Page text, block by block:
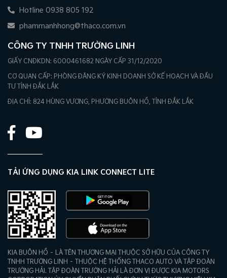
Hotline 0938 805 192
phammanhhong@thaco.com.vn
CÔNG TY TNHH TRƯỜNG LINH
GIẤY CNĐKDN: 6000461682 NGÀY CẤP 31/12/2020
CƠ QUAN CẤP: PHÒNG ĐĂNG KÝ KINH DOANH SỞ KẾ HOẠCH VÀ ĐẦU
TƯ TỈNH ĐẮK LẮK
ĐỊA CHỈ: 824 HÙNG VƯƠNG, PHƯỜNG BUÔN HỒ, TỈNH ĐẮK LẮK
TẢI ỨNG DỤNG KIA LINK CONNECT LITE
KIA BUÔN HỒ – LÀ TÊN THƯƠNG MẠI THUỘC SỞ HỮU CỦA CÔNG TY
TNHH TRƯỜNG LINH – THUỘC HỆ THỐNG THACO AUTO VÀ TẬP ĐOÀN
TRƯỜNG HẢI. TẬP ĐOÀN TRƯỜNG HẢI LÀ ĐƠN VỊ ĐƯỢC KIA MOTORS